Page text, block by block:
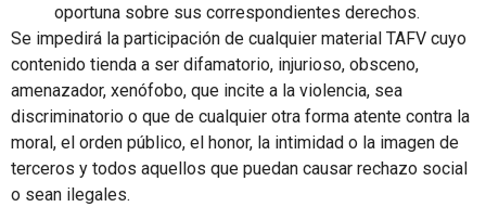
oportuna sobre sus correspondientes derechos.
Se impedirá la participación de cualquier material TAFV cuyo
contenido tienda a ser difamatorio, injurioso, obsceno,
amenazador, xenófobo, que incite a la violencia, sea
discriminatorio o que de cualquier otra forma atente contra la
moral, el orden público, el honor, la intimidad o la imagen de
terceros y todos aquellos que puedan causar rechazo social
o sean ilegales.